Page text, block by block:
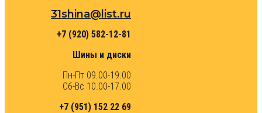
31shina@list.ru
+7 (920) 582-12-81
Шины и диски
Пн-Пт 09.00-19.00
Сб-Вс 10.00-17.00
+7 (951) 152 22 69